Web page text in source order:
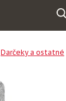
Darčeky a ostatné